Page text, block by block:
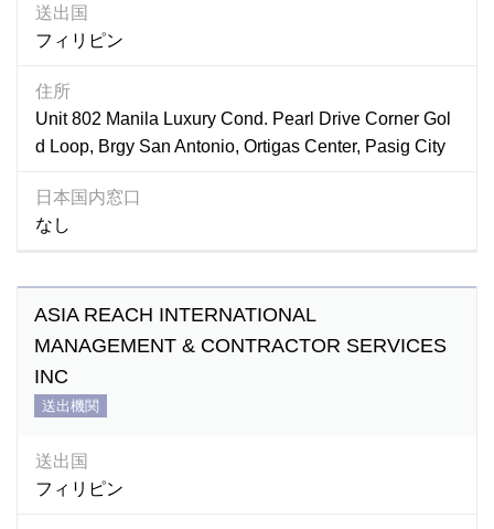
送出国
フィリピン
住所
Unit 802 Manila Luxury Cond. Pearl Drive Corner Gol
d Loop, Brgy San Antonio, Ortigas Center, Pasig City
日本国内窓口
なし
ASIA REACH INTERNATIONAL
MANAGEMENT & CONTRACTOR SERVICES
INC
送出機関
送出国
フィリピン